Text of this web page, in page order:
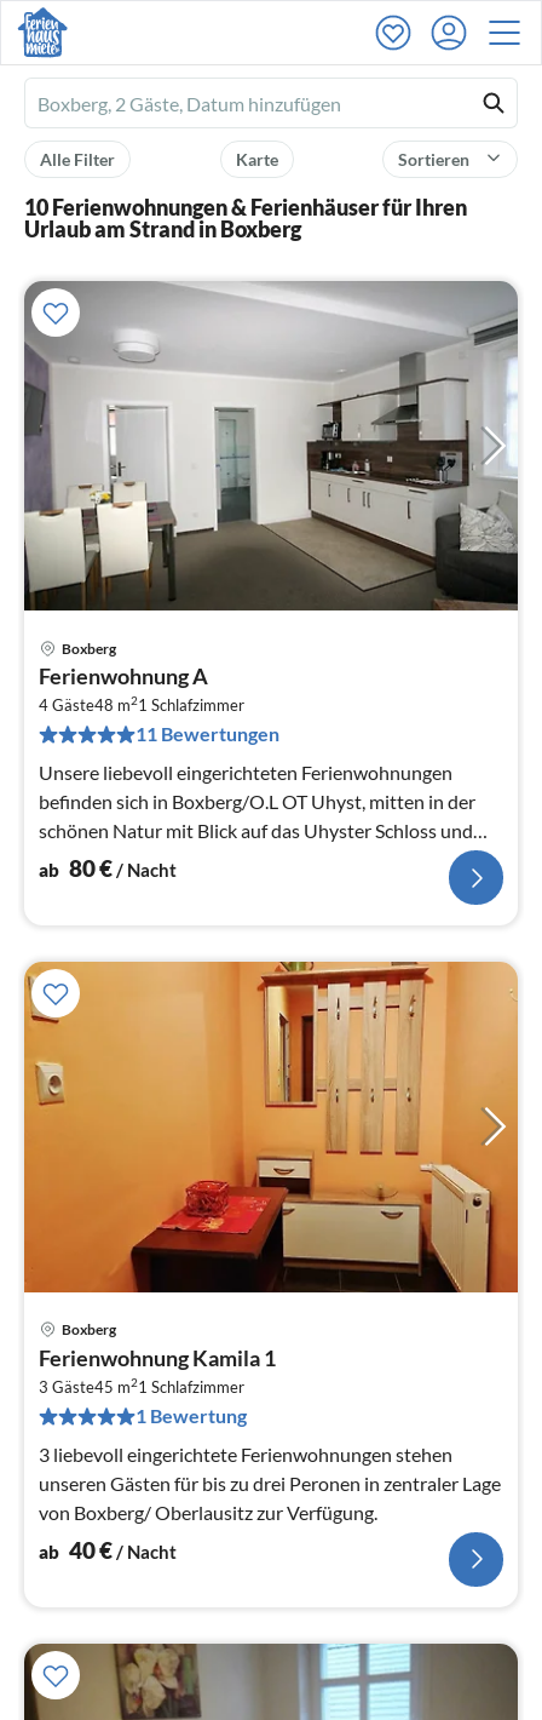
Ferienhausmiete
logo
Sortieren
Karte
Alle Filter
10 Ferienwohnungen & Ferienhäuser für Ihren
Urlaub am Strand in Boxberg
Boxberg
Ferienwohnung A
4 Gäste48 m21 Schlafzimmer
11 Bewertungen
Unsere liebevoll eingerichteten Ferienwohnungen
befinden sich in Boxberg/O.L OT Uhyst, mitten in der
schönen Natur mit Blick auf das Uhyster Schloss und
den angrenzenden Sc...
ab 80€/ Nacht
Boxberg
Ferienwohnung Kamila 1
3 Gäste45 m21 Schlafzimmer
1 Bewertung
3 liebevoll eingerichtete Ferienwohnungen stehen
unseren Gästen für bis zu drei Peronen in zentraler Lage
von Boxberg/ Oberlausitz zur Verfügung.
ab 40€/ Nacht